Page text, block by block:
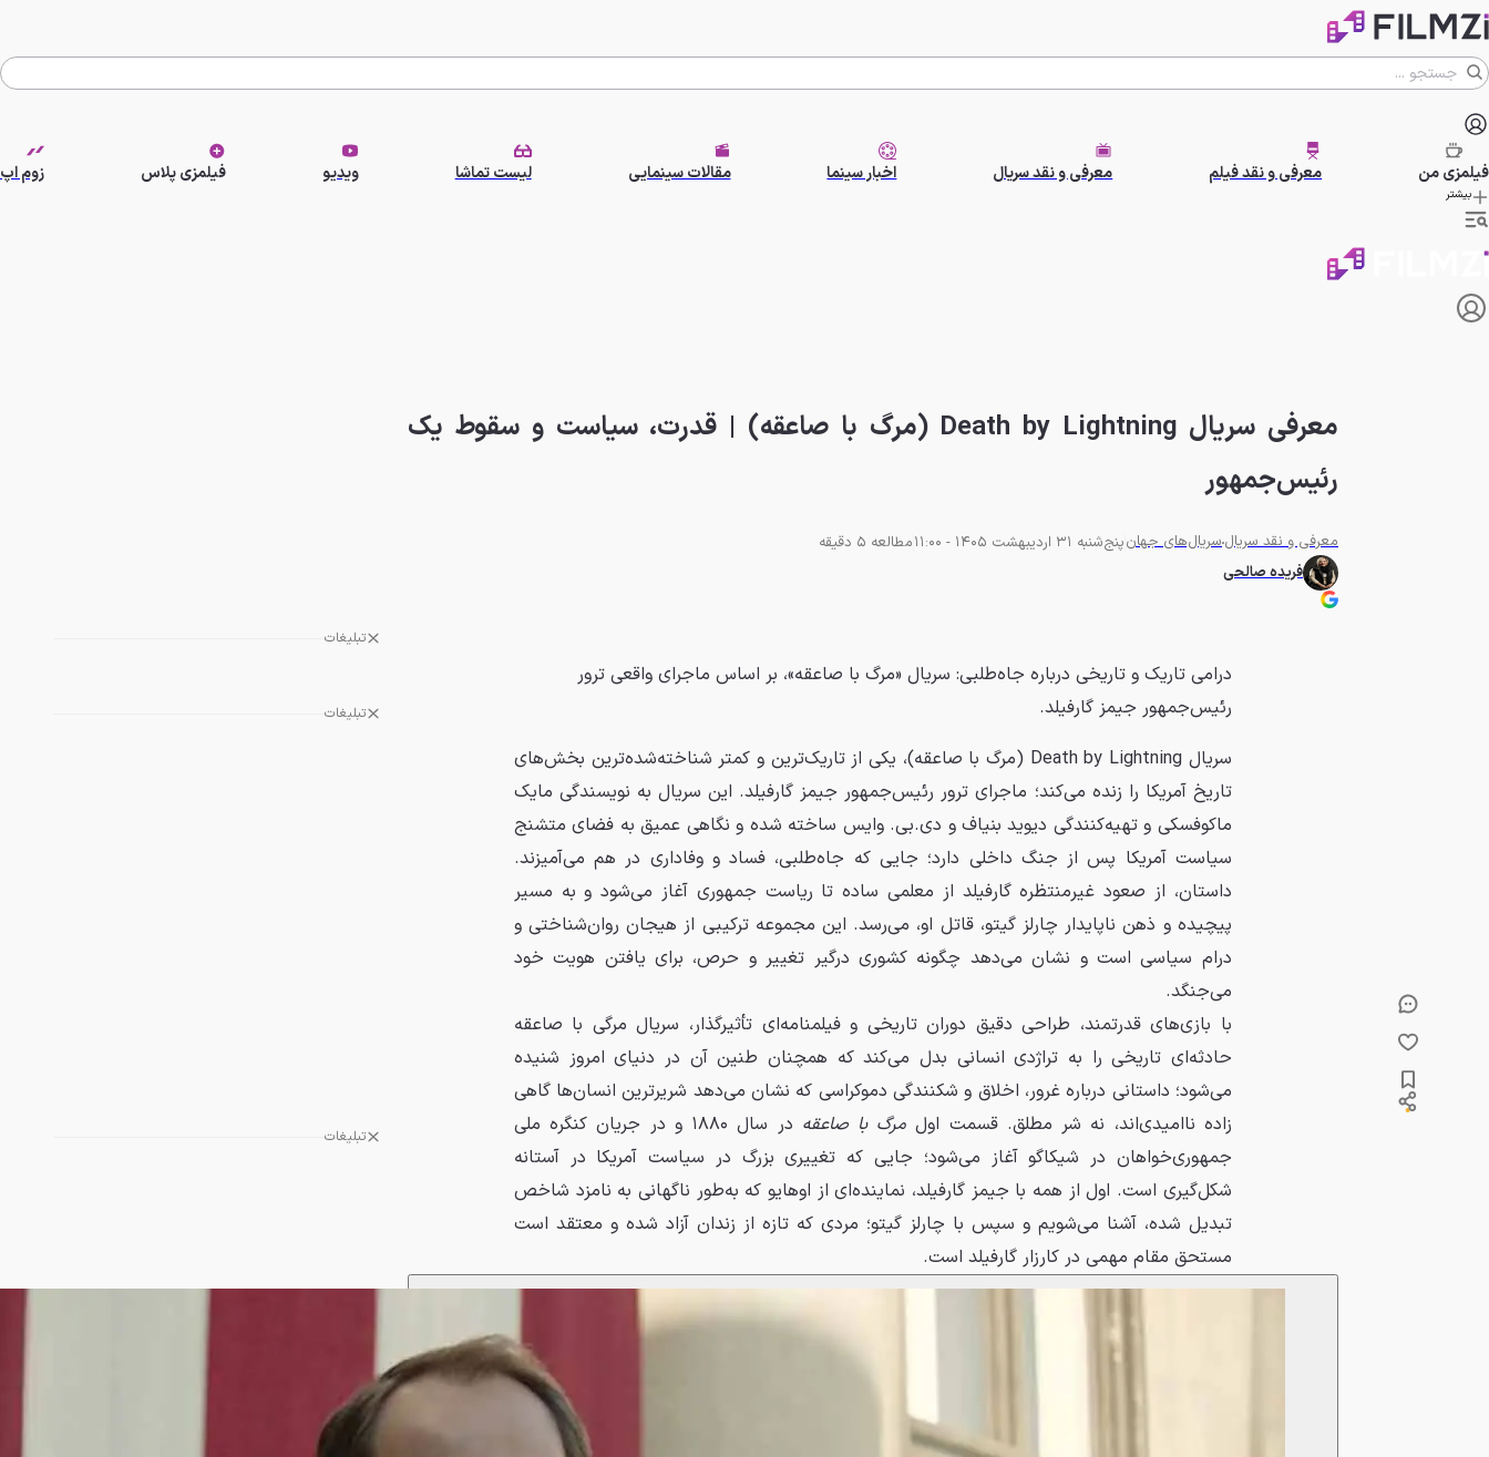
فیلمزیمن معرفی و نقد فیلم معرفی و نقد سریال اخبار سینما مقالات سینمایی لیست تماشا ویدیو فیلمزی پلاس زوم اپ
بیشتر
معرفی سریال Death by Lightning (مرگ با صاعقه) | قدرت، سیاست و سقوط یک
رئیس‌جمهور
معرفی و نقد سریالسریال‌های جهانپنج‌شنبه 31 اردیبهشت 1405 - 11:00
مطالعه 5 دقیقه
فریده صالحی
تبلیغات
تبلیغات
تبلیغات
درامی تاریک و تاریخی درباره جاه‌طلبی: سریال «مرگ با صاعقه»، بر اساس ماجرای واقعی ترور
رئیس‌جمهور جیمز گارفیلد.
سریال Death by Lightning (مرگ با صاعقه)، یکی از تاریک‌ترین و کمتر شناخته‌شده‌ترین بخش‌های
تاریخ آمریکا را زنده می‌کند؛ ماجرای ترور رئیس‌جمهور جیمز گارفیلد. این سریال به نویسندگی مایک
ماکوفسکی و تهیه‌کنندگی دیوید بنیاف و دی.بی. وایس ساخته شده و نگاهی عمیق به فضای متشنج
سیاست آمریکا پس از جنگ داخلی دارد؛ جایی که جاه‌طلبی، فساد و وفاداری در هم می‌آمیزند.
داستان، از صعود غیرمنتظره گارفیلد از معلمی ساده تا ریاست جمهوری آغاز می‌شود و به مسیر
پیچیده و ذهن ناپایدار چارلز گیتو، قاتل او، می‌رسد. این مجموعه ترکیبی از هیجان روان‌شناختی و
درام سیاسی است و نشان می‌دهد چگونه کشوری درگیر تغییر و حرص، برای یافتن هویت خود
می‌جنگد.
با بازی‌های قدرتمند، طراحی دقیق دوران تاریخی و فیلمنامه‌ای تأثیرگذار، سریال مرگی با صاعقه
حادثه‌ای تاریخی را به تراژدی انسانی بدل می‌کند که همچنان طنین آن در دنیای امروز شنیده
می‌شود؛ داستانی درباره غرور، اخلاق و شکنندگی دموکراسی که نشان می‌دهد شریرترین انسان‌ها گاهی
زاده ناامیدی‌اند، نه شر مطلق. قسمت اول مرگ با صاعقه
در سال ۱۸۸۰ و در جریان کنگره ملی
جمهوری‌خواهان در شیکاگو آغاز می‌شود؛ جایی که تغییری بزرگ در سیاست آمریکا در آستانه
شکل‌گیری است. اول از همه با جیمز گارفیلد، نماینده‌ای از اوهایو که به‌طور ناگهانی به نامزد شاخص
تبدیل شده، آشنا می‌شویم و سپس با چارلز گیتو؛ مردی که تازه از زندان آزاد شده و معتقد است
مستحق مقام مهمی در کارزار گارفیلد است.